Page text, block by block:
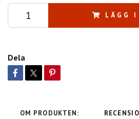
LÄGG I
Dela
OM PRODUKTEN: